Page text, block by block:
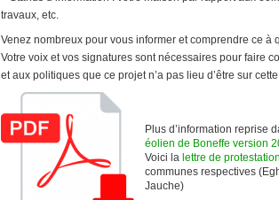
travaux, etc.
Venez nombreux pour vous informer et comprendre ce à
Votre voix et vos signatures sont nécessaires pour faire
et aux politiques que ce projet n’a pas lieu d’être sur
Plus d’information reprise
éolien de Boneffe version
Voici la lettre de
communes respectives
Jauche)